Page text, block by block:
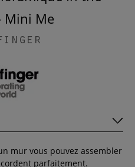
Mini Me
mur vous pouvez assembler
parfaitement.